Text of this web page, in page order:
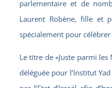
parlementaire et de
Laurent Robène, fille et
spécialement pour célébrer
Le titre de «Juste parmi
déléguée pour l’Institut